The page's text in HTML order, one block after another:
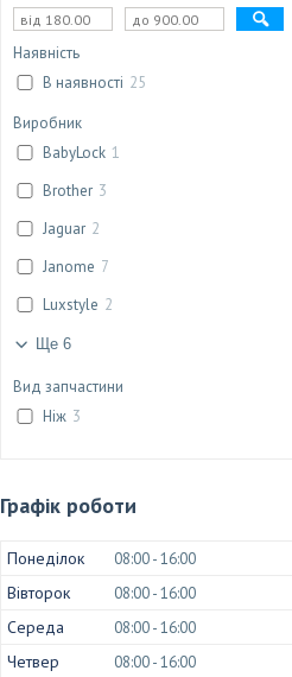
Наявність
В наявності 25
Виробник
BabyLock 1
Brother 3
Jaguar 2
Janome 7
Luxstyle 2
Ще 6
Вид запчастини
Ніж 3
Графік роботи
Понеділок 08:00 16:00
Вівторок 08:00 16:00
Середа 08:00 16:00
Четвер 08:00 16:00